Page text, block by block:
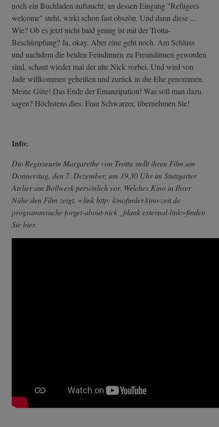
noch ein Buchladen auftaucht, an dessen Eingang "Refugees
welcome" steht, wirkt schon fast obszön. Und dann diese ...
Wie? Ob es jetzt nicht bald genug ist mit der Trotta-
Beschimpfung? Ja, okay. Aber eine geht noch. Am Schluss
und nachdem die beiden Feindinnen zu Freundinnen geworden
sind, schaut wieder mal der alte Nick vorbei. Und wird von
Jade willkommen geheißen und zurück in die Ehe genommen.
Meine Güte! Das Ende der Emanzipation! Was soll man dazu
sagen? Höchstens dies: Frau Schwarzer, übernehmen Sie!
Info:
Die Regisseurin Margarethe von Trotta stellt ihren Film am
Donnerstag, den 7. Dezember, um 19.30 Uhr im Stuttgarter
Atelier am Bollwerk persönlich vor. Welches Kino in Ihrer
Nähe den Film zeigt, <link http: kinofinder.kino-zeit.de
programmsuche forget-about-nick _blank external-link>finden
Sie hier.